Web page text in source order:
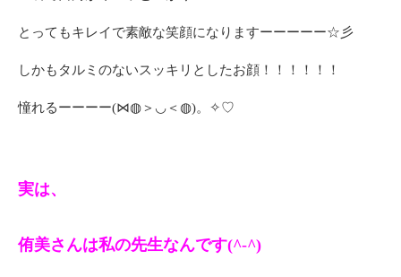
とってもキレイで素敵な笑顔になりますーーーーー☆彡
しかもタルミのないスッキリとしたお顔！！！！！！
憧れるーーーー(⋈◍＞◡＜◍)。✧♡
実は、
侑美さんは私の先生なんです(^-^)